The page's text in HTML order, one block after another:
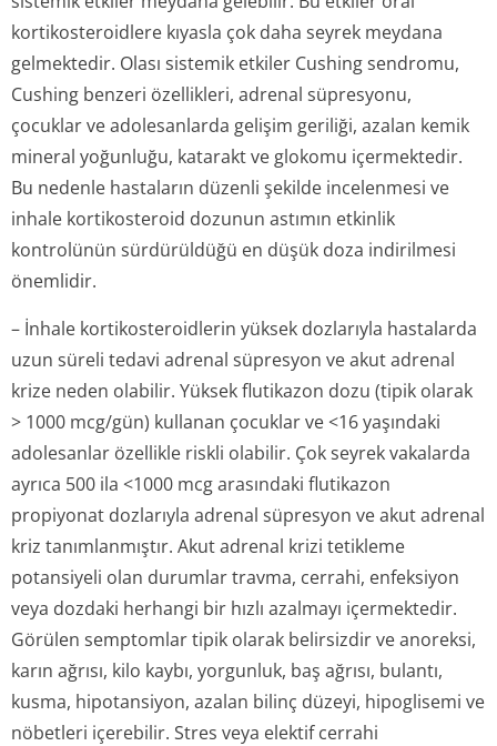
kortikosteroidlere kıyasla çok daha seyrek meydana
gelmektedir. Olası sistemik etkiler Cushing sendromu,
Cushing benzeri özellikleri, adrenal süpresyonu,
çocuklar ve adolesanlarda gelişim geriliği, azalan kemik
mineral yoğunluğu, katarakt ve glokomu içermektedir.
Bu nedenle hastaların düzenli şekilde incelenmesi ve
inhale kortikosteroid dozunun astımın etkinlik
kontrolünün sürdürüldüğü en düşük doza indirilmesi
önemlidir.
– İnhale kortikosteroidlerin yüksek dozlarıyla hastalarda
uzun süreli tedavi adrenal süpresyon ve akut adrenal
krize neden olabilir. Yüksek flutikazon dozu (tipik olarak
> 1000 mcg/gün) kullanan çocuklar ve <16 yaşındaki
adolesanlar özellikle riskli olabilir. Çok seyrek vakalarda
ayrıca 500 ila <1000 mcg arasındaki flutikazon
propiyonat dozlarıyla adrenal süpresyon ve akut adrenal
kriz tanımlanmıştır. Akut adrenal krizi tetikleme
potansiyeli olan durumlar travma, cerrahi, enfeksiyon
veya dozdaki herhangi bir hızlı azalmayı içermektedir.
Görülen semptomlar tipik olarak belirsizdir ve anoreksi,
karın ağrısı, kilo kaybı, yorgunluk, baş ağrısı, bulantı,
kusma, hipotansiyon, azalan bilinç düzeyi, hipoglisemi ve
nöbetleri içerebilir. Stres veya elektif cerrahi